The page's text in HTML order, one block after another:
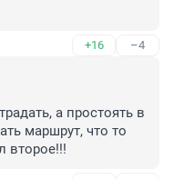
+16 –4
а простоять в
маршрут, что то
второе!!!